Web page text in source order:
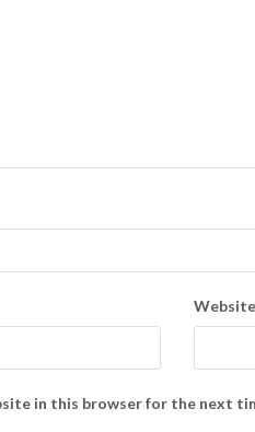
Website
in this browser for the next